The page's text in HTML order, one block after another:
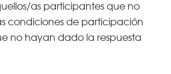
as participantes que no
condiciones de participación
no hayan dado la respuesta